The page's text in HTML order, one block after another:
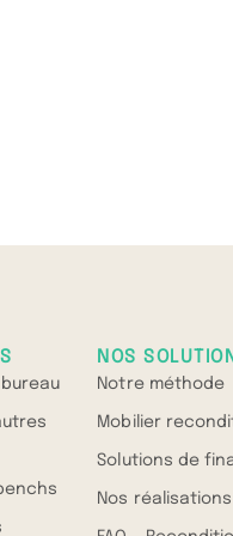
NOS
Notre méthode
Mobilier
Solutions de
Nos réalisations